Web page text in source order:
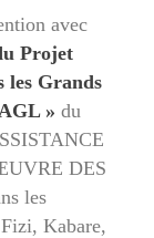
avec
Projet
les Grands
» du
DES
les
Kabare,